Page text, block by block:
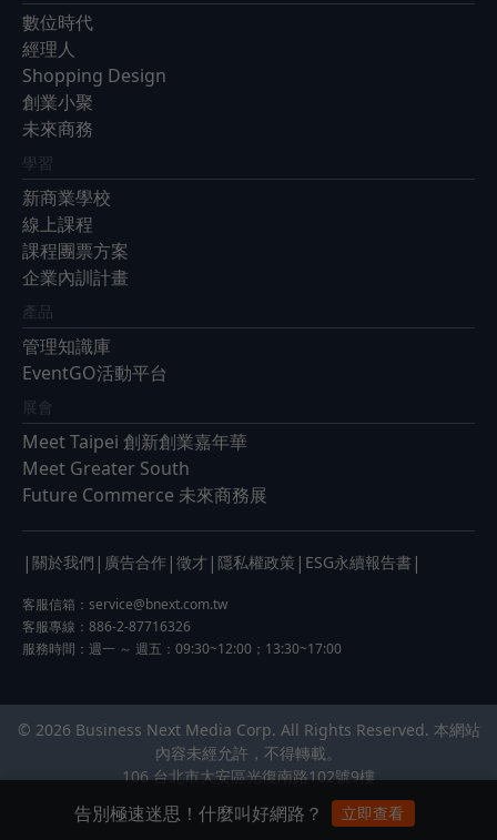
數位時代
經理人
Shopping Design
創業小聚
未來商務
學習
新商業學校
線上課程
課程團票方案
企業內訓計畫
產品
管理知識庫
EventGO活動平台
展會
Meet Taipei 創新創業嘉年華
Meet Greater South
Future Commerce 未來商務展
| 關於我們 | 廣告合作 | 徵才 | 隱私權政策 | ESG永續報告書 |
客服信箱： service@bnext.com.tw
客服專線：886-2-87716326
服務時間：週一 ～ 週五：09:30~12:00；13:30~17:00
© 2026 Business Next Media Corp. All Rights Reserved. 本網站
內容未經允許，不得轉載。
106 台北市大安區光復南路102號9樓
告別極速迷思！什麼叫好網路？ 立即查看